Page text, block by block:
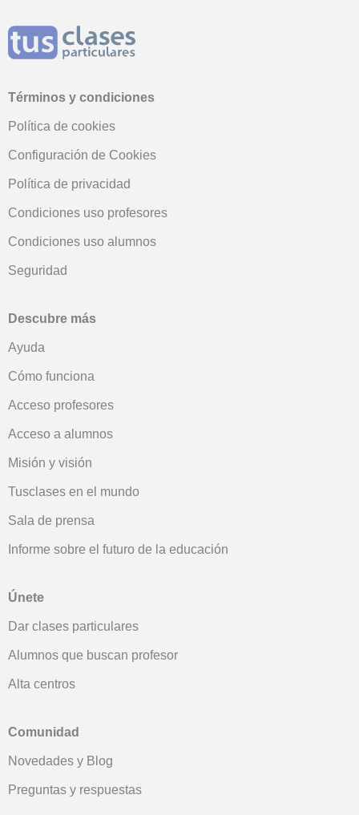
Términos y condiciones
Política de cookies
Configuración de Cookies
Política de privacidad
Condiciones uso profesores
Condiciones uso alumnos
Seguridad
Descubre más
Ayuda
Cómo funciona
Acceso profesores
Acceso a alumnos
Misión y visión
Tusclases en el mundo
Sala de prensa
Informe sobre el futuro de la educación
Únete
Dar clases particulares
Alumnos que buscan profesor
Alta centros
Comunidad
Novedades y Blog
Preguntas y respuestas